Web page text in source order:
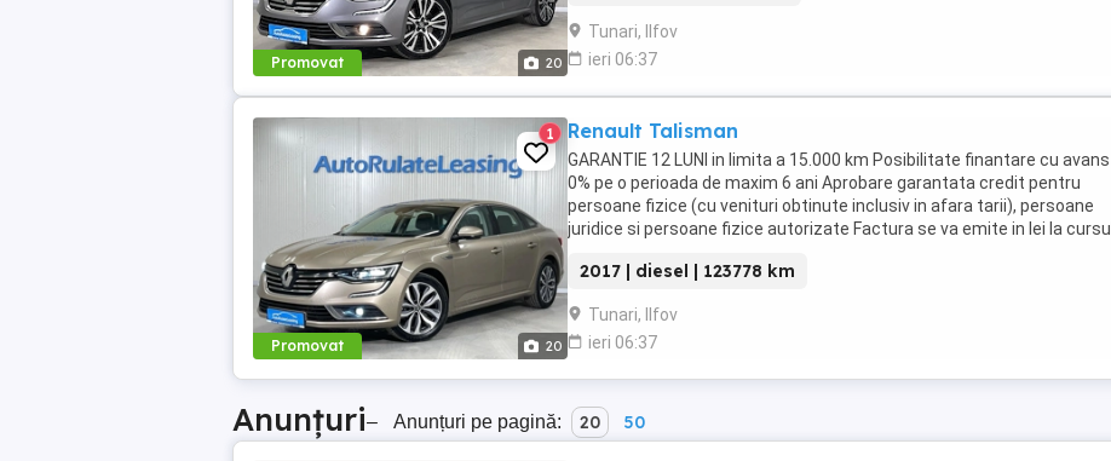
Promovat 20
Tunari, Ilfov
ieri 06:37
Promovat 20
1 Renault Talisman
GARANTIE 12 LUNI in limita a 15.000 km Posibilitate finantare cu avans
0% pe o perioada de maxim 6 ani Aprobare garantata credit pentru
persoane fizice (cu venituri obtinute inclusiv in afara tarii), persoane
juridice si persoane fizice autorizate Factura se va emite in lei la cursul
2017 | diesel | 123778 km
Tunari, Ilfov
ieri 06:37
Anunțuri– Anunțuri pe pagină: 20 50